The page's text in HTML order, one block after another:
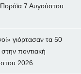
7 Αυγούστου
γιόρτασαν τα 50
ποντιακή
2026